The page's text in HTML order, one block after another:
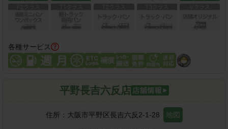
各種サービス
平野長吉六反店
住所： 大阪市平野区長吉六反2-1-28 地図